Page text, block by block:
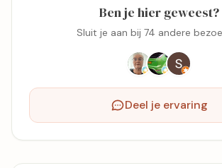
Ben je hier geweest?
Sluit je aan bij 74 andere
Deel je ervaring